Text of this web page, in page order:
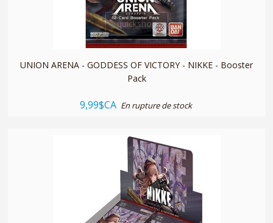
quickshop
UNION ARENA - GODDESS OF VICTORY - NIKKE - Booster
Pack
9,99$CA En rupture de stock